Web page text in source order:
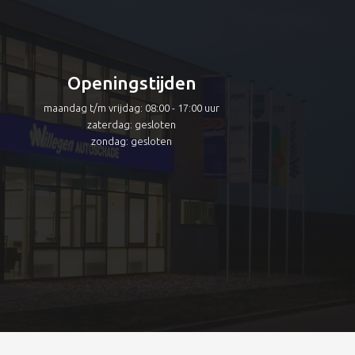
Openingstijden
maandag t/m vrijdag: 08:00 - 17:00 uur
zaterdag: gesloten
zondag: gesloten